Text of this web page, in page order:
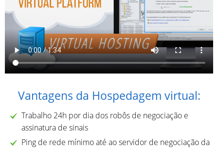
Vantagens da Hospedagem virtual:
Trabalho 24h por dia dos robôs de negociação e
assinatura de sinais
Ping de rede mínimo até ao servidor de negociação da